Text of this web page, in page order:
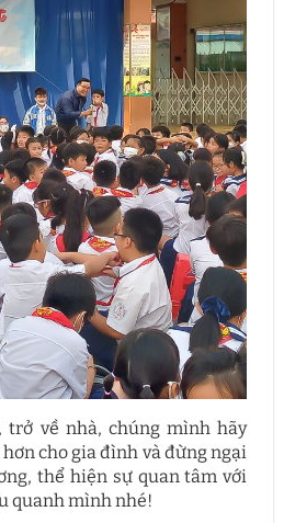
trở về nhà, chúng mình hãy
cho gia đình và đừng ngại
thể hiện sự quan tâm với
quanh mình nhé!